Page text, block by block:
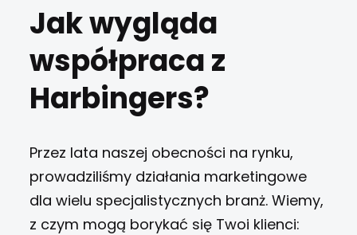
Jak wygląda
współpraca z
Harbingers?
Przez lata naszej obecności na rynku,
prowadziliśmy działania marketingowe
dla wielu specjalistycznych branż. Wiemy,
z czym mogą borykać się Twoi klienci: